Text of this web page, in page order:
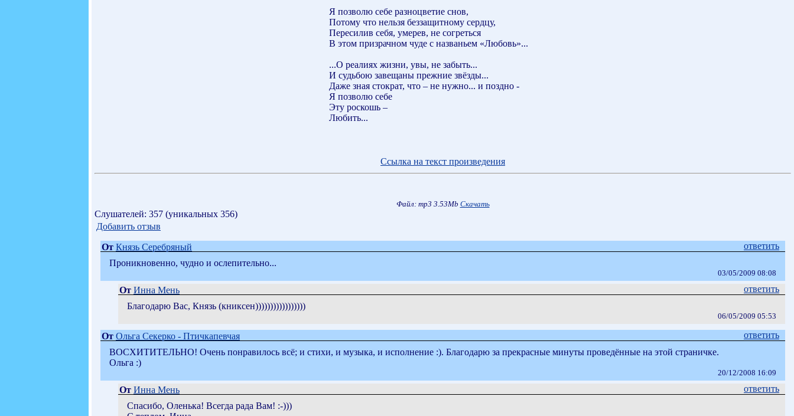
Я позволю себе разноцветие снов,
Потому что нельзя беззащитному сердцу,
Пересилив себя, умерев, не согреться
В этом призрачном чуде с названьем «Любовь»...
...О реалиях жизни, увы, не забыть...
И судьбою завещаны прежние звёзды...
Даже зная стократ, что – не нужно... и поздно -
Я позволю себе
Эту роскошь –
Любить...
Ссылка на текст произведения
Файл: mp3 3.53Mb Скачать
Слушателей: 357 (уникальных 356)
Добавить отзыв
От Князь Серебряный
ответить
Проникновенно, чудно и ослепительно...
03/05/2009 08:08
От Инна Мень
ответить
Благодарю Вас, Князь (книксен)))))))))))))))))
06/05/2009 05:53
От Ольга Секерко - Птичкапевчая
ответить
ВОСХИТИТЕЛЬНО! Очень понравилось всё; и стихи, и музыка, и исполнение :). Благодарю за прекрасные минуты проведённые на этой страничке.
Ольга :)
20/12/2008 16:09
От Инна Мень
ответить
Спасибо, Оленька! Всегда рада Вам! :-)))